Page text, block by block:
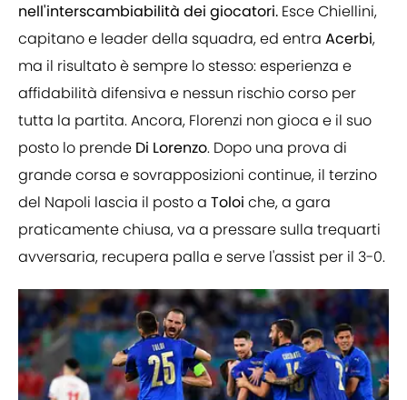
nell'interscambiabilità dei giocatori. Esce Chiellini,
capitano e leader della squadra, ed entra Acerbi,
ma il risultato è sempre lo stesso: esperienza e
affidabilità difensiva e nessun rischio corso per
tutta la partita. Ancora, Florenzi non gioca e il suo
posto lo prende Di Lorenzo. Dopo una prova di
grande corsa e sovrapposizioni continue, il terzino
del Napoli lascia il posto a Toloi che, a gara
praticamente chiusa, va a pressare sulla trequarti
avversaria, recupera palla e serve l'assist per il 3-0.